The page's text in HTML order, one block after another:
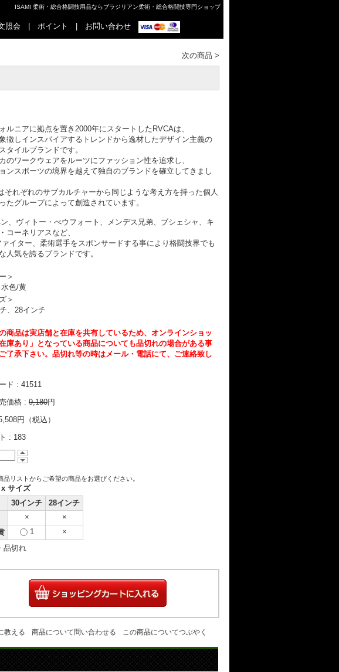
ISAMI 柔術・総合格闘技用品ならブラジリアン柔術・総合格闘技専門ショップ
照会 ポイント お問い合わせ
次の商品 >
ルニアに拠点を置き2000年にスタートしたRVCAは、
徴しインスパイアするトレンドから逸材したデザイン主義の
タイルブランドです。
のワークウェアをルーツにファッション性を追求し、
ンスポーツの境界を越えて独自のブランドを確立してきまし
それぞれのサブカルチャーから同じような考え方を持った個人
たグループによって創造されています。
、ヴィトー・べウフォート、メンデス兄弟、ブシェシャ、キ
コーネリアスなど、
ァイター、柔術選手をスポンサードする事により格闘技界でも
人気を誇るブランドです。
＞
色/黄
＞
、28インチ
商品は実店舗と在庫を共有しているため、 オンラインショッ
庫あり」 となっている商品についても品切れの場合がある事
了承下さい。品切れ等の時はメール・電話にて、ご連絡致し
ド : 41511
価格 : 9,180円
円（税込）
: 183
品リストからご希望の商品をお選びください。
サイズ
30インチ
28インチ
×
×
1
×
品切れ
教える 商品について問い合わせる この商品についてつぶやく